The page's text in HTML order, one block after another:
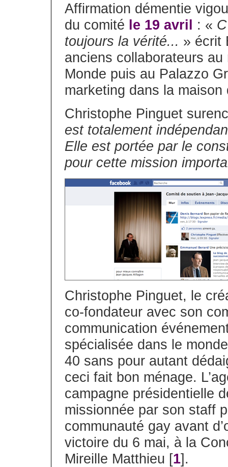
Affirmation démentie
du comité le 19 avril : «
toujours la vérité... » écrit
anciens collaborateurs
Monde puis au Palazzo
marketing dans la
Christophe Pinguet
est totalement
Elle est portée par le
pour cette mission
Christophe Pinguet, le
co-fondateur avec son
communication
spécialisée dans le
40 sans pour autant
ceci fait bon ménage.
campagne présidentielle
missionnée par son staff
communauté gay avant
victoire du 6 mai, à la
Mireille Matthieu [1].